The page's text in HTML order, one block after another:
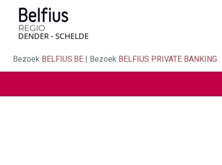
Bezoek BELFIUS.BE | Bezoek BELFIUS PRIVATE BANKING